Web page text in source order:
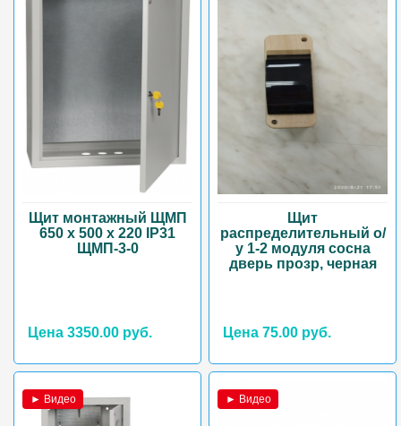
Щит монтажный ЩМП
650 х 500 х 220 IP31
ЩМП-3-0
Цена 3350.00 руб.
Щит
распределительный о/
у 1-2 модуля сосна
дверь прозр, черная
Цена 75.00 руб.
► Видео ► Видео